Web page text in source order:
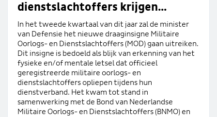
dienstslachtoffers krijgen...
In het tweede kwartaal van dit jaar zal de minister
van Defensie het nieuwe draaginsigne Militaire
Oorlogs- en Dienstslachtoffers (MOD) gaan uitreiken.
Dit insigne is bedoeld als blijk van erkenning van het
fysieke en/of mentale letsel dat officieel
geregistreerde militaire oorlogs- en
dienstslachtoffers opliepen tijdens hun
dienstverband. Het kwam tot stand in
samenwerking met de Bond van Nederlandse
Militaire Oorlogs- en Dienstslachtoffers (BNMO) en